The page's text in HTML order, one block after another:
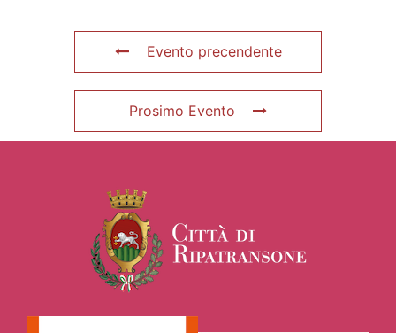
Evento precendente
Prosimo Evento